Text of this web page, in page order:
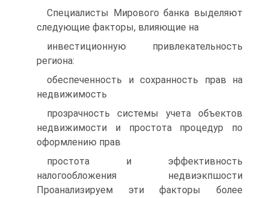
Специалисты Мирового банка выделяют
следующие факторы, влияющие на
инвестиционную привлекательность
региона:
обеспеченность и сохранность прав на
недвижимость
прозрачность системы учета объектов
недвижимости и простота процедур по
оформлению прав
простота и эффективность
налогообложения недвиэкпшости
Проанализируем эти факторы более